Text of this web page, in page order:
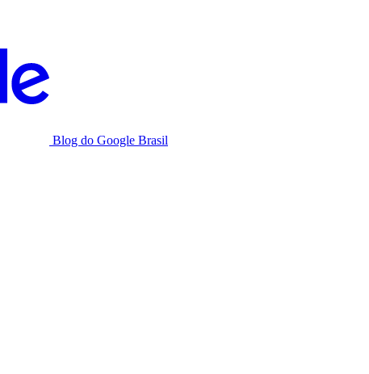
Blog do Google Brasil